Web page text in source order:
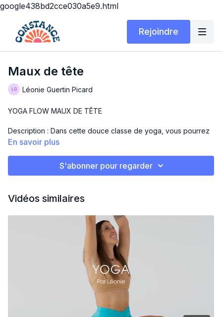
google438bd2cce030a5e9.html
Rejoindre
Maux de tête
Léonie Guertin Picard
YOGA FLOW MAUX DE TÊTE
Description : Dans cette douce classe de yoga, vous pourrez
effectuer des postures de yoga et des exercices de
En savoir plus
S'abonner pour regarder
Vidéos similaires